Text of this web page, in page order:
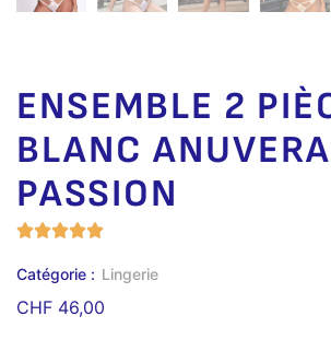
ENSEMBLE 2
BLANC
PASSION
Catégorie : Lingerie
CHF 46,00